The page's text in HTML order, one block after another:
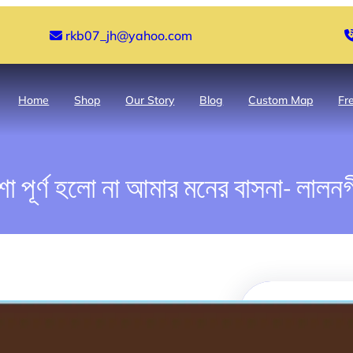
rkb07_jh@yahoo.com
Home Shop Our Story Blog Custom Map
পূর্ণ হলো না আমার মনের বাসনা-